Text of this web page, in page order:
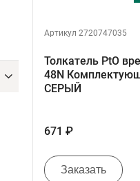
Артикул 2720747035
Толкатель PtO
48N
СЕРЫЙ
671 ₽
Заказать